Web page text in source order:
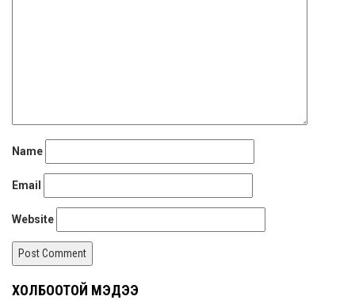
Name
Email
Website
ХОЛБООТОЙ МЭДЭЭ